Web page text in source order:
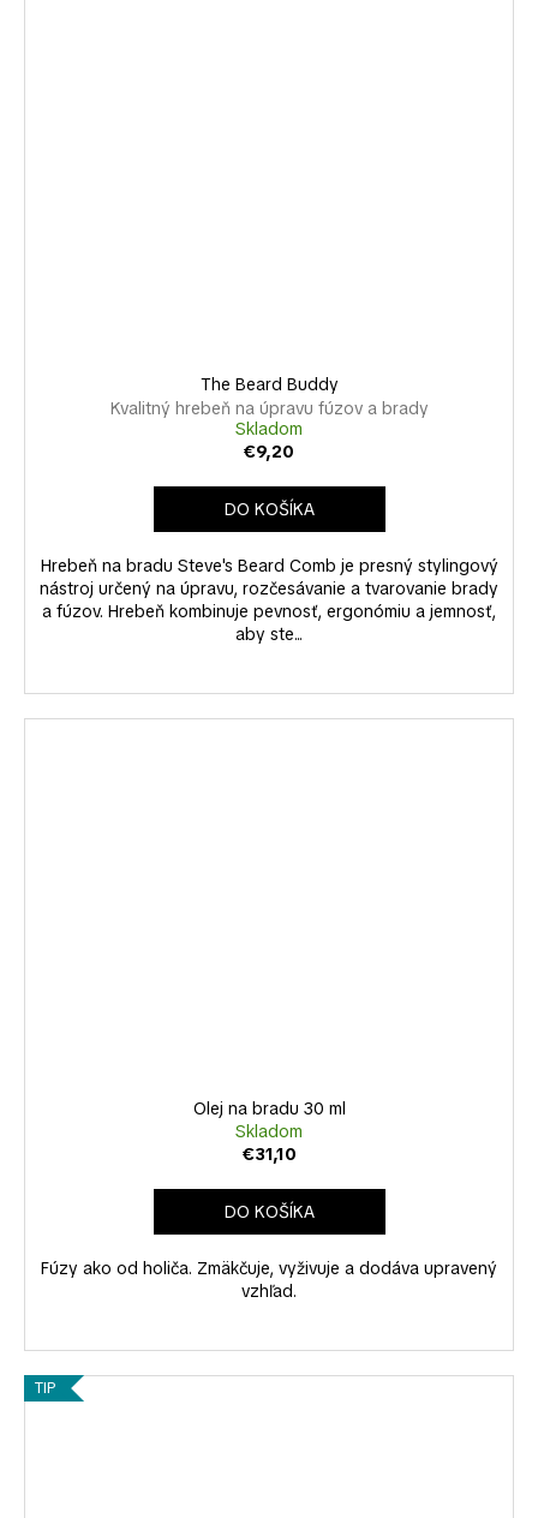
The Beard Buddy
Kvalitný hrebeň na úpravu fúzov a brady
Skladom
€9,20
DO KOŠÍKA
Hrebeň na bradu Steve's Beard Comb je presný stylingový
nástroj určený na úpravu, rozčesávanie a tvarovanie brady
a fúzov. Hrebeň kombinuje pevnosť, ergonómiu a jemnosť,
aby ste...
Olej na bradu 30 ml
Skladom
€31,10
DO KOŠÍKA
Fúzy ako od holiča. Zmäkčuje, vyživuje a dodáva upravený
vzhľad.
TIP